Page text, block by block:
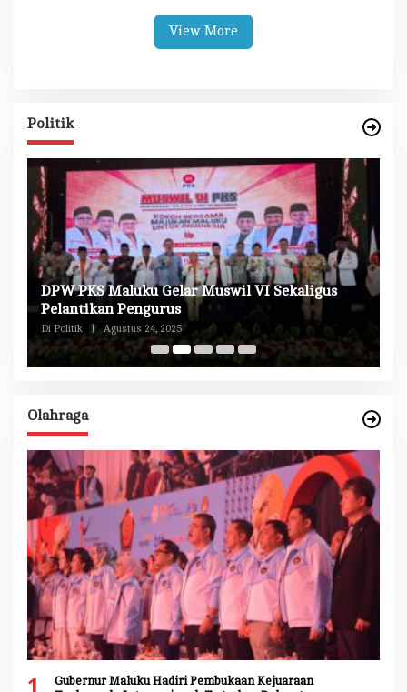
View More
Politik
DPW PKS Maluku Gelar Muswil VI Sekaligus
Pelantikan Pengurus
Di Politik Agustus 24, 2025
Olahraga
1
Gubernur Maluku Hadiri Pembukaan Kejuaraan